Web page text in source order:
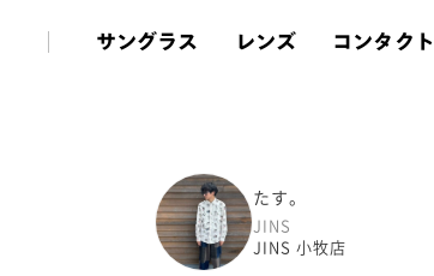
サングラス レンズ コンタク
たす。
JINS
JINS 小牧店